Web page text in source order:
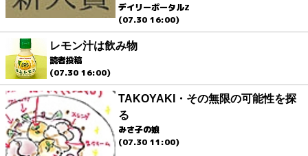
デイリーポータルZ
(07.30 16:00)
レモン汁は飲み物
読者投稿
(07.30 16:00)
TAKOYAKI・その無限の可能性を探
る
みさ子の娘
(07.30 11:00)